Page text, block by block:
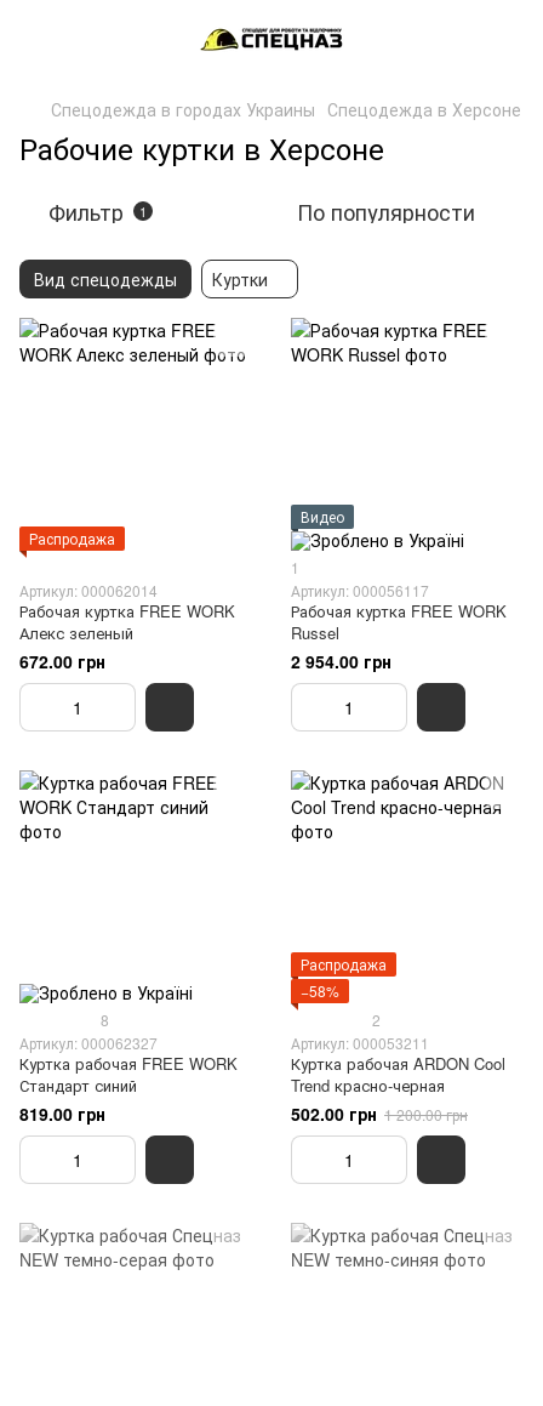
Спецодежда в городах Украины Спецодежда в Херсоне
Рабочие куртки в Херсоне
Фильтр 1 По популярности
Вид спецодежды Куртки
Распродажа
Артикул: 000062014
Рабочая куртка FREE WORK
Алекс зеленый
672.00 грн
Видео
1
Артикул: 000056117
Рабочая куртка FREE WORK
Russel
2 954.00 грн
8
Артикул: 000062327
Куртка рабочая FREE WORK
Стандарт синий
819.00 грн
Распродажа
−58%
2
Артикул: 000053211
Куртка рабочая ARDON Cool
Trend красно-черная
502.00 грн 1 200.00 грн